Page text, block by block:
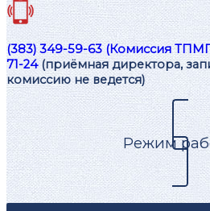
(383) 349-59-63 (Комиссия
71-24(приёмная директора,
комиссию не ведется)
Режим